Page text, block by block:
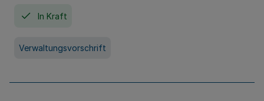
In Kraft
Verwaltungsvorschrift